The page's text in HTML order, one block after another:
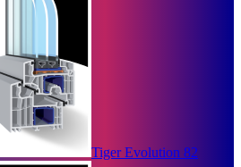
Tiger Evolution 82